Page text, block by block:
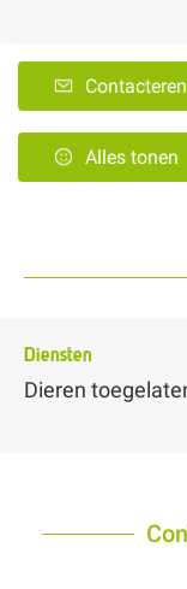
Alles tonen
Diensten
Dieren